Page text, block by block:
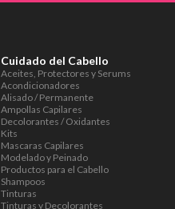
Cuidado del Cabello
Aceites, Protectores y Serums
Acondicionadores
Alisado / Permanente
Ampollas Capilares
Decolorantes / Oxidantes
Kits
Mascaras Capilares
Modelado y Peinado
Productos para el Cabello
Shampoos
Tinturas
Tinturas y Decolorantes